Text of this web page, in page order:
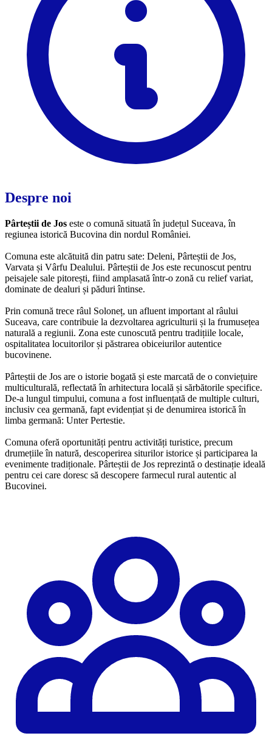
Despre noi
Pârteștii de Jos este o comună situată în județul Suceava, în
regiunea istorică Bucovina din nordul României.
Comuna este alcătuită din patru sate: Deleni, Pârteștii de Jos,
Varvata și Vârfu Dealului. Pârteștii de Jos este recunoscut pentru
peisajele sale pitorești, fiind amplasată într-o zonă cu relief variat,
dominate de dealuri și păduri întinse.
Prin comună trece râul Soloneț, un afluent important al râului
Suceava, care contribuie la dezvoltarea agriculturii și la frumusețea
naturală a regiunii. Zona este cunoscută pentru tradițiile locale,
ospitalitatea locuitorilor și păstrarea obiceiurilor autentice
bucovinene.
Pârteștii de Jos are o istorie bogată și este marcată de o conviețuire
multiculturală, reflectată în arhitectura locală și sărbătorile specifice.
De-a lungul timpului, comuna a fost influențată de multiple culturi,
inclusiv cea germană, fapt evidențiat și de denumirea istorică în
limba germană: Unter Pertestie.
Comuna oferă oportunități pentru activități turistice, precum
drumețiile în natură, descoperirea siturilor istorice și participarea la
evenimente tradiționale. Pârteștii de Jos reprezintă o destinație ideală
pentru cei care doresc să descopere farmecul rural autentic al
Bucovinei.